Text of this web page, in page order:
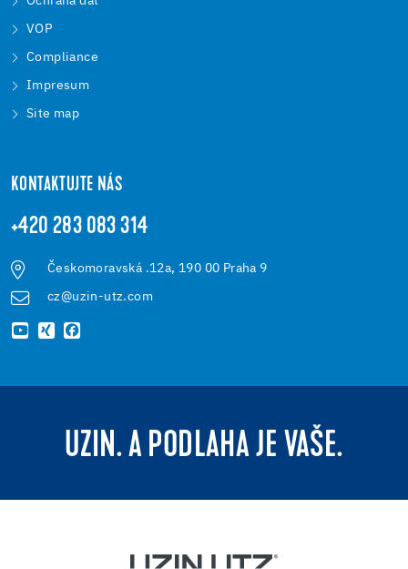
VOP
Compliance
Impresum
Site map
KONTAKTUJTE NÁS
+420 283 083 314
Českomoravská .12a, 190 00 Praha 9
cz@uzin-utz.com
UZIN. A PODLAHA JE VAŠE.